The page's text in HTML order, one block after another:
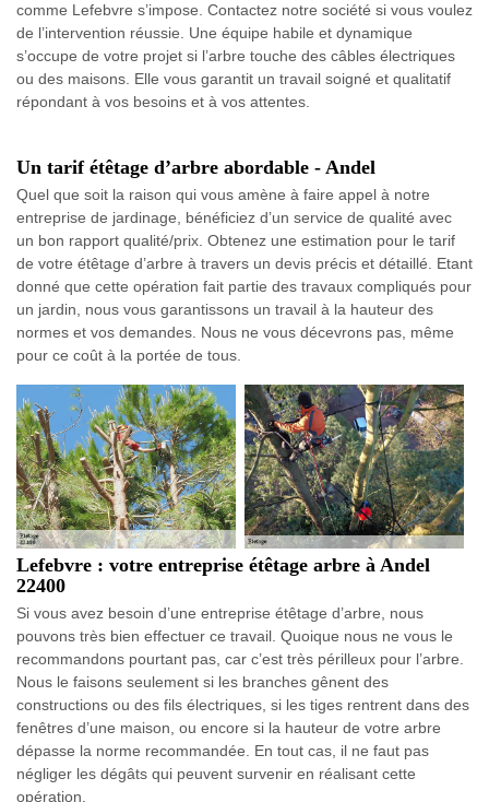
comme Lefebvre s’impose. Contactez notre société si vous voulez
de l’intervention réussie. Une équipe habile et dynamique
s’occupe de votre projet si l’arbre touche des câbles électriques
ou des maisons. Elle vous garantit un travail soigné et qualitatif
répondant à vos besoins et à vos attentes.
Un tarif étêtage d’arbre abordable - Andel
Quel que soit la raison qui vous amène à faire appel à notre
entreprise de jardinage, bénéficiez d’un service de qualité avec
un bon rapport qualité/prix. Obtenez une estimation pour le tarif
de votre étêtage d’arbre à travers un devis précis et détaillé. Etant
donné que cette opération fait partie des travaux compliqués pour
un jardin, nous vous garantissons un travail à la hauteur des
normes et vos demandes. Nous ne vous décevrons pas, même
pour ce coût à la portée de tous.
Lefebvre : votre entreprise étêtage arbre à Andel
22400
Si vous avez besoin d’une entreprise étêtage d’arbre, nous
pouvons très bien effectuer ce travail. Quoique nous ne vous le
recommandons pourtant pas, car c’est très périlleux pour l’arbre.
Nous le faisons seulement si les branches gênent des
constructions ou des fils électriques, si les tiges rentrent dans des
fenêtres d’une maison, ou encore si la hauteur de votre arbre
dépasse la norme recommandée. En tout cas, il ne faut pas
négliger les dégâts qui peuvent survenir en réalisant cette
opération.